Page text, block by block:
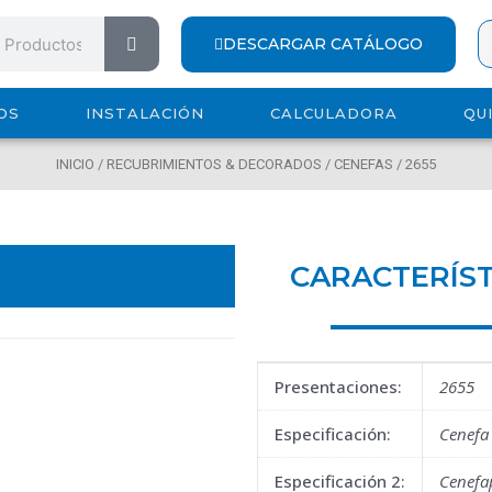
Search
DESCARGAR CATÁLOGO
INSTALACIÓN CALCULADORA
INICIO / RECUBRIMIENTOS & DECORADOS / CENEFAS / 2655
Presentaciones: 2655
Especificación:
Especificación 2: